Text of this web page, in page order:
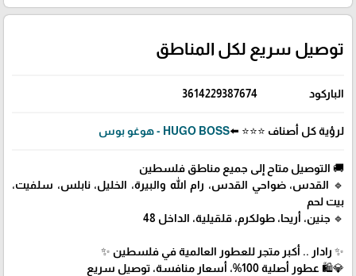
توصيل سريع لكل المناطق
الباركود 3614229387674
لرؤية كل أصناف ⭐⭐⭐ ⬅️HUGO BOSS - هوغو بوس
🚚 التوصيل متاح إلى جميع مناطق فلسطين
🔹 القدس، ضواحي القدس، رام الله والبيرة، الخليل، نابلس، سلفيت،
بيت لحم
🔹 جنين، أريحا، طولكرم، قلقيلية، الداخل 48
✨ رادار .. أكبر متجر للعطور العالمية في فلسطين ✨
💎🛍️ عطور أصلية 100%، أسعار منافسة، توصيل سريع